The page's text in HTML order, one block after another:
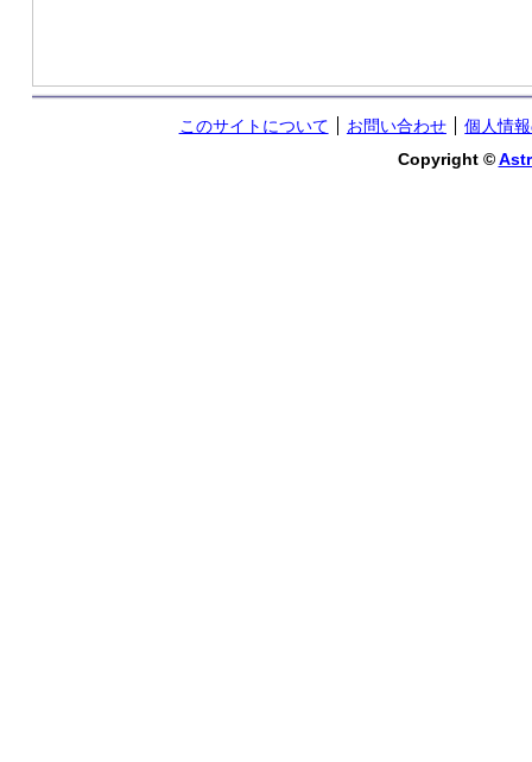
このサイトについて お問い合わせ
個人情
Copyright ©